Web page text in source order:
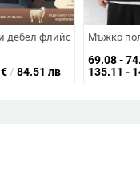
мъже, пролетно‑есен
силует, дълги
и патчворк, кръгло
дебел флийсов пуловер с
€ / 84.51 лв
Мъжко
69.08 -
135.11 -